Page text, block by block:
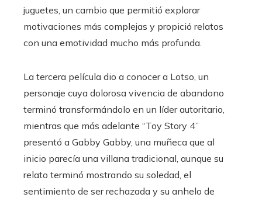
juguetes, un cambio que permitió explorar
motivaciones más complejas y propició relatos
con una emotividad mucho más profunda.
La tercera película dio a conocer a Lotso, un
personaje cuya dolorosa vivencia de abandono
terminó transformándolo en un líder autoritario,
mientras que más adelante “Toy Story 4”
presentó a Gabby Gabby, una muñeca que al
inicio parecía una villana tradicional, aunque su
relato terminó mostrando su soledad, el
sentimiento de ser rechazada y su anhelo de